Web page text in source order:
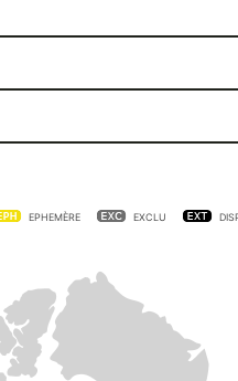
EPHEMÈRE EXCLU